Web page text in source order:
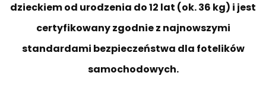
dzieckiem od urodzenia do 12 lat (ok. 36 kg) i jest
certyfikowany zgodnie z najnowszymi
standardami bezpieczeństwa dla fotelików
samochodowych.